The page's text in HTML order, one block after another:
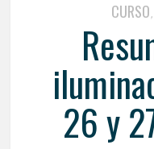
CURSO,
26 y